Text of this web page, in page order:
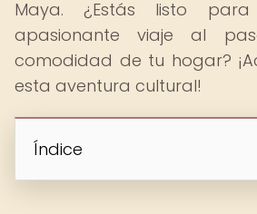
Maya. ¿Estás listo
apasionante viaje al
comodidad de tu hogar?
esta aventura cultural!
Índice